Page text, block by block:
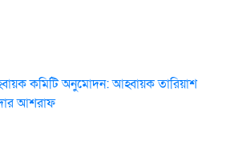
কমিটি অনুমোদন: আহ্বায়ক তারিয়াশ
আশরাফ